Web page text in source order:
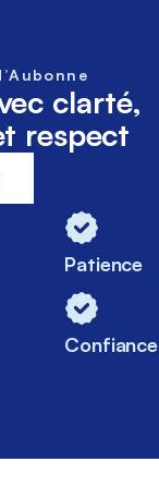
clarté,
respect
Patience
Confiance